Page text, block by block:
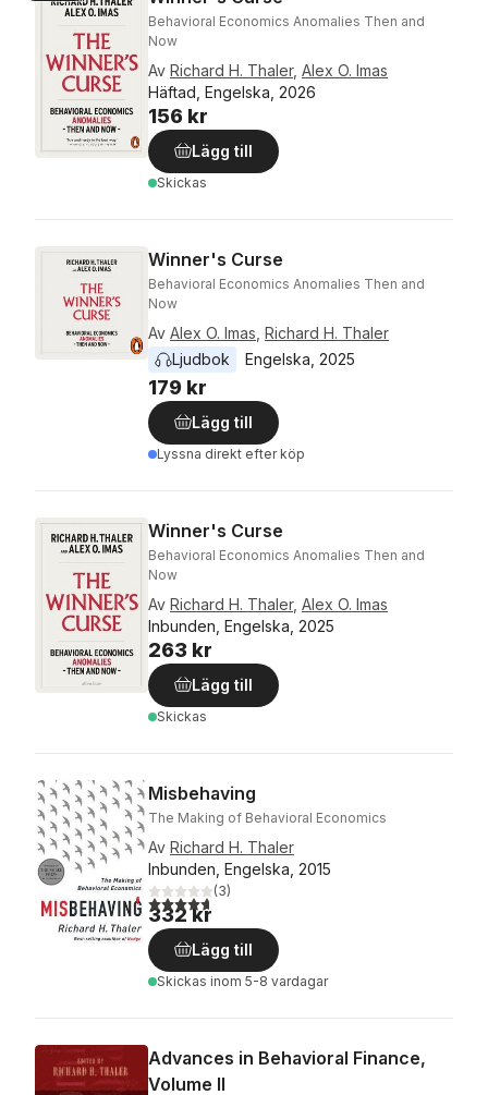
Behavioral Economics Anomalies Then and
Now
Av Richard H. Thaler, Alex O. Imas
Häftad, Engelska, 2026
156 kr
Lägg till
Skickas
Winner's Curse
Behavioral Economics Anomalies Then and
Now
Av Alex O. Imas Richard H. Thaler
Ljudbok
Engelska 2025
179 kr
Lägg till
Lyssna direkt efter köp
Winner's Curse
Behavioral Economics Anomalies Then and
Now
Av Richard H. Thaler, Alex O. Imas
Inbunden, Engelska, 2025
263 kr
Lägg till
Skickas
Misbehaving
The Making of Behavioral Economics
Av Richard H. Thaler
Inbunden, Engelska, 2015
4,7utav 5 stjärnor. Totalt antal röster:
(3)
332 kr
Lägg till
Skickas inom 5-8 vardagar
Advances in Behavioral Finance,
Volume II